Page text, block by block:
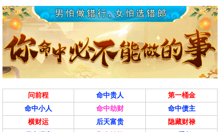
问前程 命中贵人
第一桶金
命中小人
命中劫财
命中债主
横财运
后天富贵
隐藏财禄